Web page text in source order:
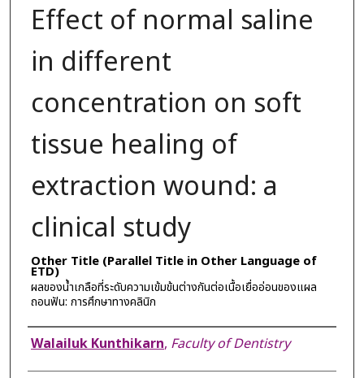
Effect of normal saline
in different
concentration on soft
tissue healing of
extraction wound: a
clinical study
Other Title (Parallel Title in Other Language of
ETD)
ผลของน้ำเกลือที่ระดับความเข้มข้นต่างกันต่อเนื้อเยื่ออ่อนของแผล
ถอนฟัน: การศึกษาทางคลินิก
Author
Walailuk Kunthikarn, Faculty of Dentistry